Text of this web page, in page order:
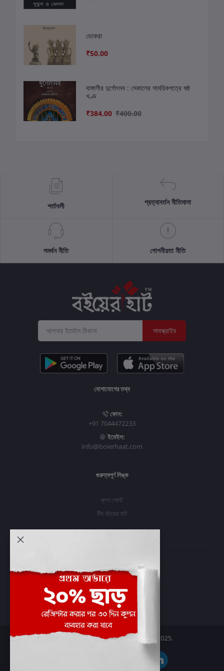
ডোকরা
₹50.00
বাঙ্গালীর দুর্গোৎসব : সেকালের সাময়িকপত্রে ষষ্ঠ
খণ্ড
₹384.00 ₹400.00
শর্তাবলী প্রত্যাবর্তন নীতিমালা
সমর্থন নীতি গোপনীয়তা নীতি
সাবস্ক্রাইব
যোগাযোগের তথ্য
ফোন:
+91 7044472233
ইমেইল:
info@boierhaat.com
গুরুত্বপূর্ণ লিঙ্ক
ব্লগ পোস্ট
টিম বইয়ের হাট
প্রবেশ করুন
অর্ডার ইতিহাস
আমার ইচ্ছাগুলি
অর্ডার ট্র্যাকিং
Boier Haat™ | © All rights reserved 2025.